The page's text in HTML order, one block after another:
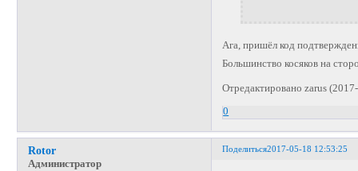
Ага, пришёл код
Большинство косяков на
Отредактировано zarus
0
Поделиться2017-05-18 12:53:25
Rotor
Администратор